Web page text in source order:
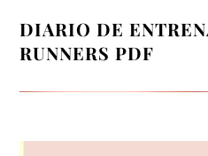
DIARIO DE
RUNNERS PDF